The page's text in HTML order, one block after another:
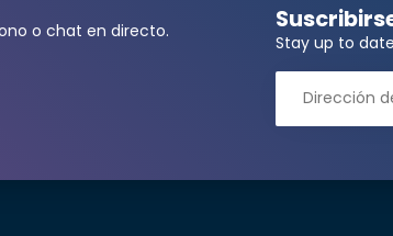
o chat en directo.
Stay up to